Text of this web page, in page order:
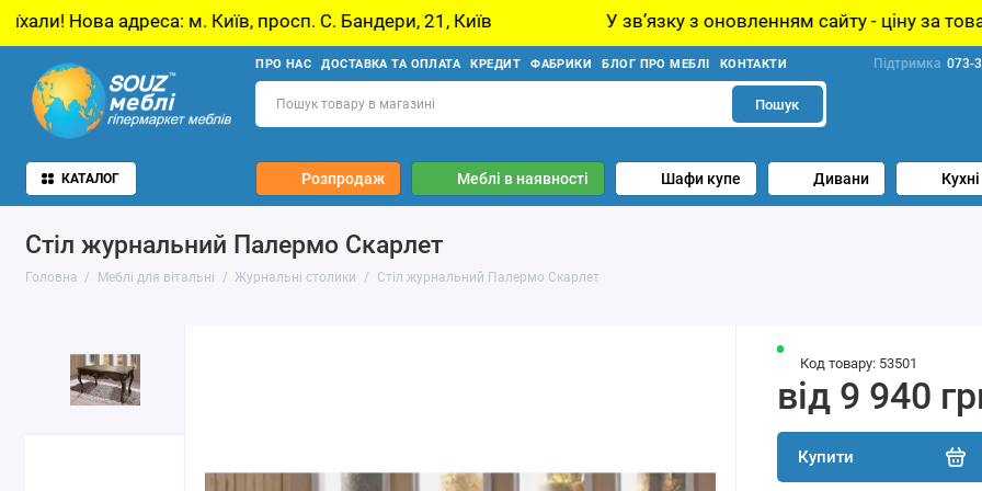
м. Київ, просп. С. Бандери, 21, Київ У звʼязку з оновленням сайту - ціну за товар уточнюйте у
ПРО НАС ДОСТАВКА ТА ОПЛАТА КРЕДИТ ФАБРИКИ БЛОГ ПРО МЕБЛІ КОНТАКТИ Підтримка 073-
Пошук
КАТАЛОГ Розпродаж Меблі в наявності Шафи купе Дивани Кухні
Стіл журнальний Палермо Скарлет
Головна Меблі для вітальні Журнальні столики Стіл журнальний Палермо Скарлет
Код товару: 53501
від 9 940
Купити